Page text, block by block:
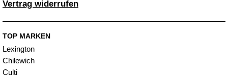
Vertrag widerrufen
TOP MARKEN
Lexington
Chilewich
Culti